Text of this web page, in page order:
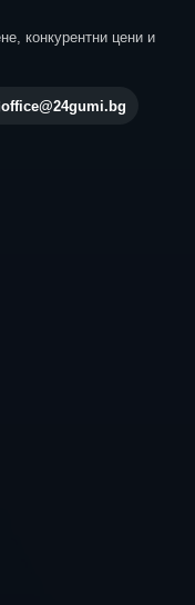
конкурентни цени и
office@24gumi.bg